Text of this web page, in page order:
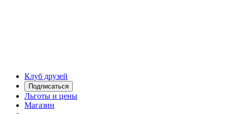
Клуб друзей
Подписаться
Льготы и цены
Магазин